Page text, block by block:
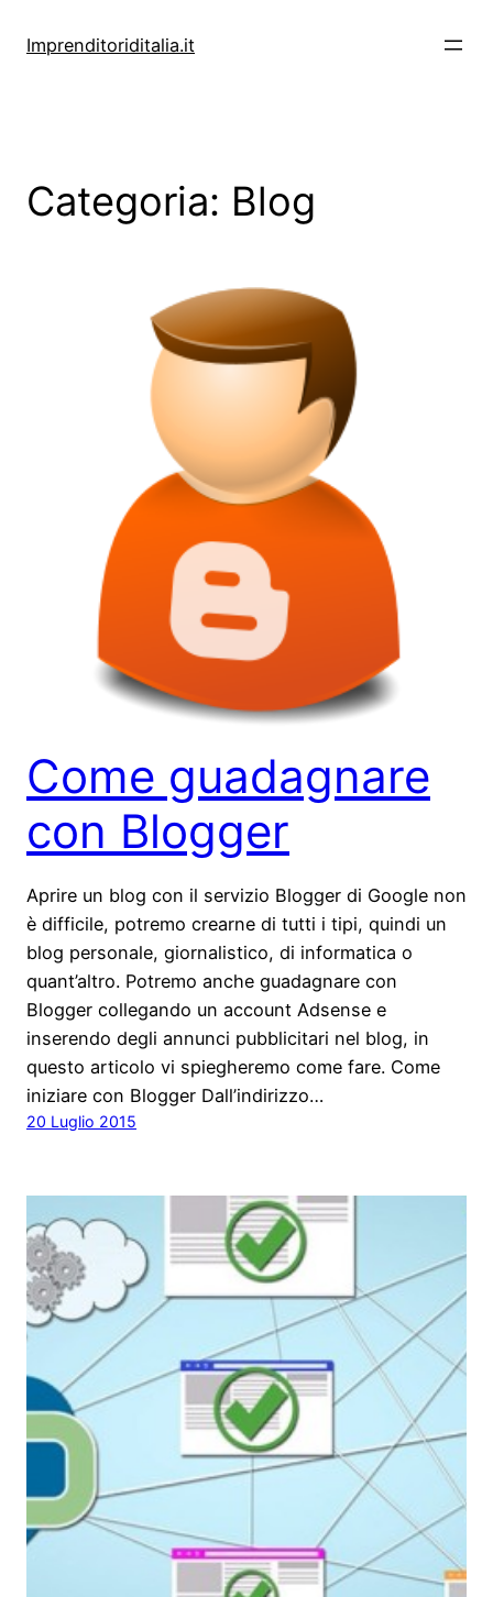
Imprenditoriditalia.it
Categoria: Blog
Come guadagnare
con Blogger
Aprire un blog con il servizio Blogger di Google non
è difficile, potremo crearne di tutti i tipi, quindi un
blog personale, giornalistico, di informatica o
quant’altro. Potremo anche guadagnare con
Blogger collegando un account Adsense e
inserendo degli annunci pubblicitari nel blog, in
questo articolo vi spiegheremo come fare. Come
iniziare con Blogger Dall’indirizzo…
20 Luglio 2015